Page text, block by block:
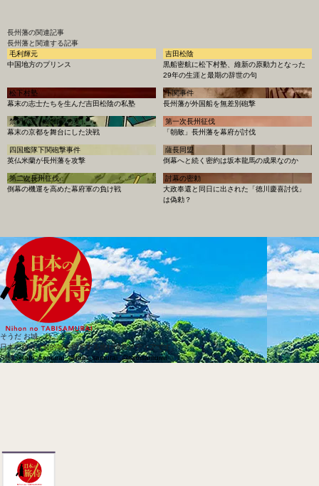
長州藩の関連記事
長州藩と関連する記事
毛利輝元
中国地方のプリンス
吉田松陰
黒船密航に松下村塾、維新の原動力となった
29年の生涯と最期の辞世の句
松下村塾
幕末の志士たちを生んだ吉田松陰の私塾
下関事件
長州藩が外国船を無差別砲撃
禁門の変（蛤御門の変）
幕末の京都を舞台にした決戦
第一次長州征伐
「朝敵」長州藩を幕府が討伐
四国艦隊下関砲撃事件
英仏米蘭が長州藩を攻撃
薩長同盟
倒幕へと続く密約は坂本龍馬の成果なのか
第二次長州征伐
倒幕の機運を高めた幕府軍の負け戦
討幕の密勅
大政奉還と同日に出された「徳川慶喜討伐」
は偽勅？
そうだ お城、行こう
日本の旅侍は知的城を提案する旅行情報メディアです。
SNS@tabi_samurai_@tabi_samurai_@tabisamurai